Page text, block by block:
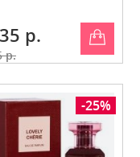
р.
р.
-25%